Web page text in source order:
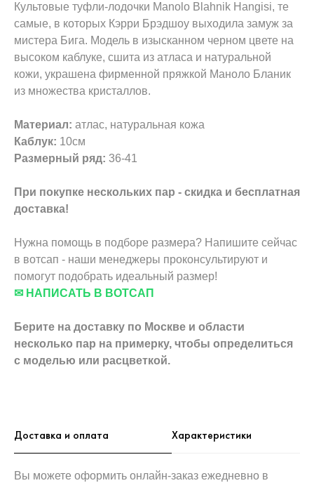
Культовые туфли-лодочки Manolo Blahnik Hangisi, те
самые, в которых Кэрри Брэдшоу выходила замуж за
мистера Бига. Модель в изысканном черном цвете на
высоком каблуке, сшита из атласа и натуральной
кожи, украшена фирменной пряжкой Маноло Бланик
из множества кристаллов.
Материал: атлас, натуральная кожа
Каблук: 10см
Размерный ряд: 36-41
При покупке нескольких пар - скидка и бесплатная
доставка!
Нужна помощь в подборе размера? Напишите сейчас
в вотсап - наши менеджеры проконсультируют и
помогут подобрать идеальный размер!
✉ НАПИСАТЬ В ВОТСАП
Берите на доставку по Москве и области
несколько пар на примерку, чтобы определиться
с моделью или расцветкой.
Доставка и оплата Характеристики
Вы можете оформить онлайн-заказ ежедневно в